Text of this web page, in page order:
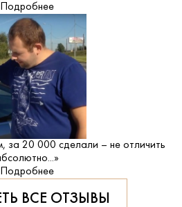
Подробнее
за 20 000 сделали – не отличить
Подробнее
ВСЕ ОТЗЫВЫ